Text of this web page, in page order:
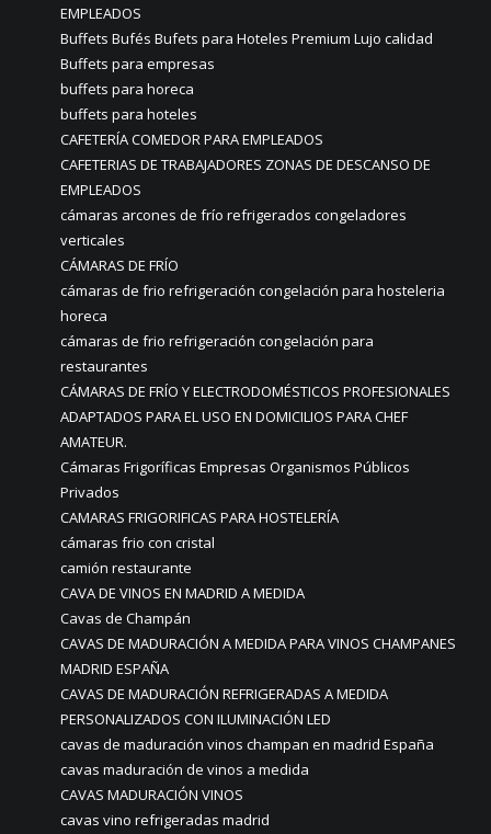
EMPLEADOS
Buffets Bufés Bufets para Hoteles Premium Lujo calidad
Buffets para empresas
buffets para horeca
buffets para hoteles
CAFETERÍA COMEDOR PARA EMPLEADOS
CAFETERIAS DE TRABAJADORES ZONAS DE DESCANSO DE
EMPLEADOS
cámaras arcones de frío refrigerados congeladores
verticales
CÁMARAS DE FRÍO
cámaras de frio refrigeración congelación para hosteleria
horeca
cámaras de frio refrigeración congelación para
restaurantes
CÁMARAS DE FRÍO Y ELECTRODOMÉSTICOS PROFESIONALES
ADAPTADOS PARA EL USO EN DOMICILIOS PARA CHEF
AMATEUR.
Cámaras Frigoríficas Empresas Organismos Públicos
Privados
CAMARAS FRIGORIFICAS PARA HOSTELERÍA
cámaras frio con cristal
camión restaurante
CAVA DE VINOS EN MADRID A MEDIDA
Cavas de Champán
CAVAS DE MADURACIÓN A MEDIDA PARA VINOS CHAMPANES
MADRID ESPAÑA
CAVAS DE MADURACIÓN REFRIGERADAS A MEDIDA
PERSONALIZADOS CON ILUMINACIÓN LED
cavas de maduración vinos champan en madrid España
cavas maduración de vinos a medida
CAVAS MADURACIÓN VINOS
cavas vino refrigeradas madrid